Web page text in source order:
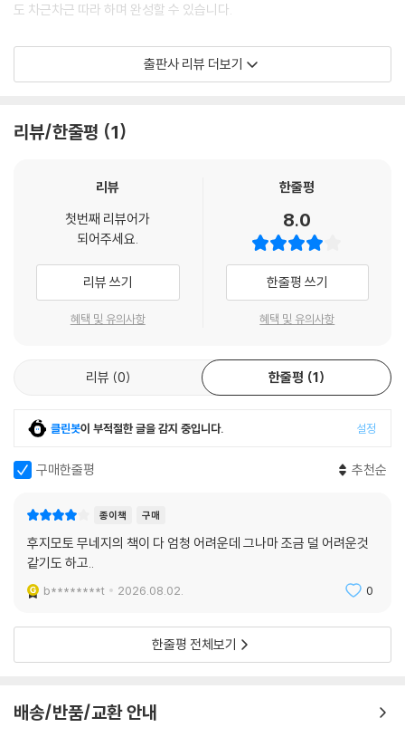
도 차근차근 따라 하며 완성할 수 있습니다.
종이접기 경험이 많지 않은 초보자는 도면만으로는 헷갈릴 때가 많습니다.
더구나 난도 높은 작품의 경우에는 숙련자도 도면을 보고 한 번에 완성하
습니다.
종이접기의 무한한 매력
종이접기가 가진 가능성과 매력을 마음껏 살린 이 책은 완성도와 만족감,
재미를 모두 갖춘 작품들을 제공합니다. 종이접기 손가락 인형으로 색종이
의 무한 매력에 빠져보세요! 직접 만든 종이접기 작품으로 평범하고 심심
했던 인테리어를 이색적으로 꾸며보는 것은 어떨까요? 정성을 다해 완성
한 작품은 그 자체로 멋진 인테리어 포인트가 됩니다. 책장 한쪽에 세워두
흥미진진한 이야기를 더해 나만의 개성을 표현해 보세요.
으면 충분합니다. 주위 사람들의 눈과 마음을 단숨에 사로잡을 멋진 작품
주는 종이 접기로 여러분의 창의력을 표현해 보세요!
완성작 전시를 위한 스탠드
책의 말미에는 완성된 종이접기 작품들을 멋지게 전시할 수 있는 오리지널
드에 디스플레이해 보자!"라는 안내와 함께 제공되는 이 스탠드는 완성된
작품을 더욱 돋보이게 해줍니다.'자르지 않고 한 장으로 접는 종이접기 어
을 하고, 창의력과 집중력을 키워보세요! 지금 바로 이 종이 접기의 어드벤
처 랜드으로 떠나보세요!
출판사 리뷰 더보기
리뷰/한줄평 1
리뷰
첫번째 리뷰어가
되어주세요.
리뷰 쓰기
혜택 및 유의사항
한줄평
8.0
한줄평 쓰기
혜택 및 유의사항
리뷰 0 한줄평 1
클린봇이 부적절한 글을 감지 중입니다. 설정
구매한줄평 추천순
종이책 구매
후지모토 무네지의 책이 다 엄청 어려운데 그나마 조금 덜 어려운것
같기도 하고..
b********t 2026.08.02. 0
한줄평 전체보기
배송/반품/교환 안내